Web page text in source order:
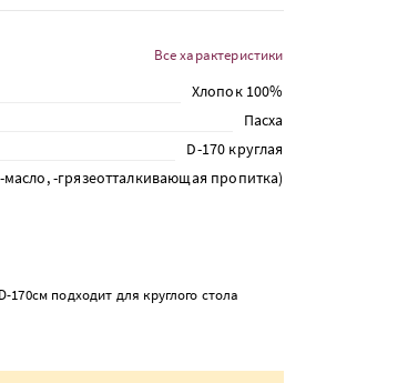
Хлопок 100%
Пасха
D-170 круглая
-грязеотталкивающая пропитка)
Все характеристики
подходит для круглого стола